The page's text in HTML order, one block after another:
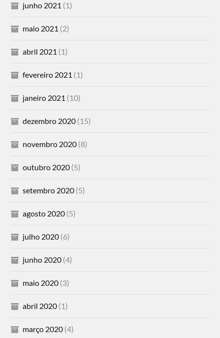
junho 2021 (1)
maio 2021 (2)
abril 2021 (1)
fevereiro 2021 (1)
janeiro 2021 (10)
dezembro 2020 (15)
novembro 2020 (8)
outubro 2020 (5)
setembro 2020 (5)
agosto 2020 (5)
julho 2020 (6)
junho 2020 (4)
maio 2020 (3)
abril 2020 (1)
março 2020 (4)